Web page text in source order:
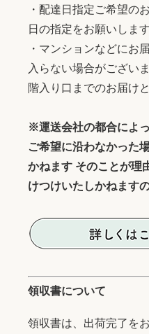
・配達日指定ご希望の
日の指定をお願いします
・マンションなどにお
入らない場合がござい
階入り口までのお届け
※運送会社の都合によ
ご希望に沿わなかった
かねます そのことが理
けつけいたしかねます
領収書について
領収書は、出荷完了を